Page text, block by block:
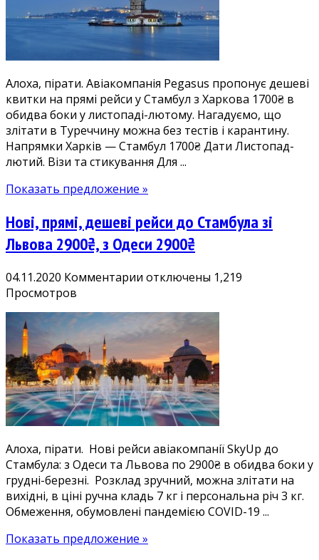
Стамбул
дешевше:
прямі
рейси
у
листопаді-
лютому
Алоха, пірати. Авіакомпанія Pegasus пропонує дешеві
квитки на прямі рейси у Стамбул з Харкова 1700₴ в
обидва боки у листопаді-лютому. Нагадуємо, що
злітати в Туреччину можна без тестів і карантину.
Напрямки Харків — Стамбул 1700₴ Дати Листопад-
лютий. Візи та стикування Для ...
Показать предложение »
Нові, прямі, дешеві рейси до Стамбула зі
Львова 2900₴, з Одеси 2900₴
04.11.2020 Комментарии к
прямі,
дешеві
рейси
до
Стамбула
зі
Львова
з
Одеси
2900₴
отключены 1,219
Просмотров
Алоха, пірати. Нові рейси авіакомпанії SkyUp до
Стамбула: з Одеси та Львова по 2900₴ в обидва боки у
грудні-березні. Розклад зручний, можна злітати на
вихідні, в ціні ручна кладь 7 кг і персональна річ 3 кг.
Обмеження, обумовлені пандемією COVID-19 ...
Показать предложение »